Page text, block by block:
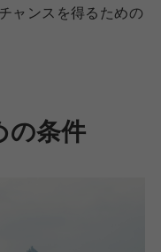
ャンスを得るための
の条件